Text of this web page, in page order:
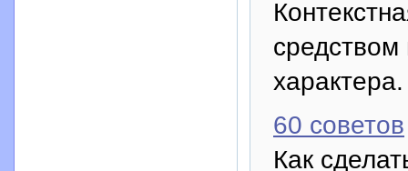
средством
характера.
60 советов
Как